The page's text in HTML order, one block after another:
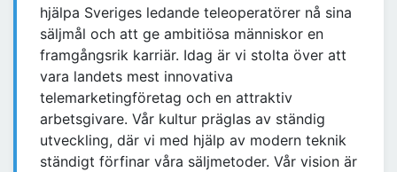
hjälpa Sveriges ledande teleoperatörer nå sina
säljmål och att ge ambitiösa människor en
framgångsrik karriär. Idag är vi stolta över att
vara landets mest innovativa
telemarketingföretag och en attraktiv
arbetsgivare. Vår kultur präglas av ständig
utveckling, där vi med hjälp av modern teknik
ständigt förfinar våra säljmetoder. Vår vision är